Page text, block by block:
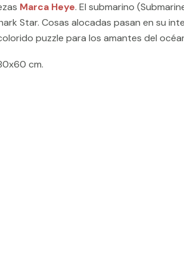
Marca Heye. El submarino
Star. Cosas alocadas pasan en su
puzzle para los amantes del
cm.